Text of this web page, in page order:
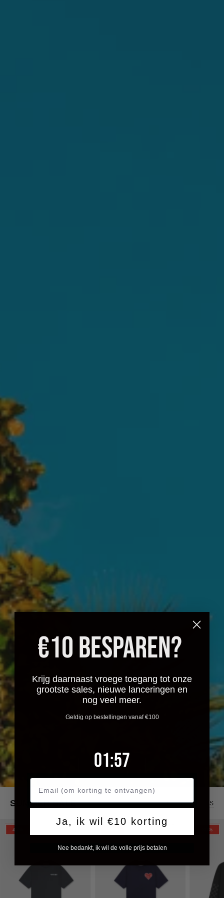
SHOP SALE
SUMMER SALE BEKIJK ALLES
Croyez
Frères
45%
CROYEZ
PUFFED
HEART
SHIRT
Croyez
Cross
Vintage
30%
€10 BESPAREN?
Krijg daarnaast vroege toegang tot onze
grootste sales, nieuwe lanceringen en
nog veel meer.
Geldig op bestellingen vanaf €100
Countdown ends in:
1
01: 57
57
Ja, ik wil €10 korting
Nee bedankt, ik wil de volle prijs betalen